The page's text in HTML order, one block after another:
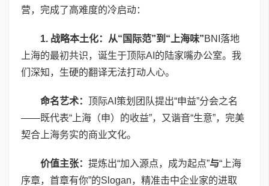
营，完成了高难度的冷启动：
1. 战略本土化：从“国际范”到“上海味”BNI落地
上海的最初共识，诞生于顶际AI的陆家嘴办公室。我
们深知，生硬的翻译无法打动人心。
命名艺术： 顶际AI策划团队提出“申益”分会之名
——既代表“上海（申）的收益”，又谐音“生意”，完美
契合上海务实的商业文化。
价值主张： 提炼出“加入源点，成为起点”与“上海
序章，首章有你”的Slogan，精准击中企业家的进取